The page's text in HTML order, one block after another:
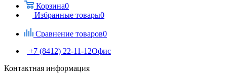
Корзина0
Избранные товары0
Сравнение товаров0
+7 (8412) 22-11-12Офис
Контактная информация